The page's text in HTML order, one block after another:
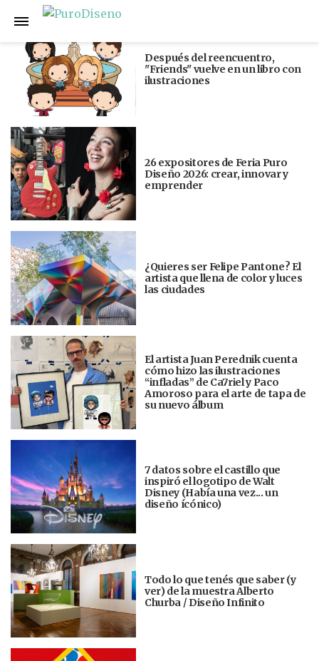
Anterior
Después del reencuentro,
"Friends" vuelve en un libro con
ilustraciones
26 expositores de Feria Puro
Diseño 2026: crear, innovar y
emprender
¿Quieres ser Felipe Pantone? El
artista que llena de color y luces
las ciudades
El artista Juan Perednik cuenta
cómo hizo las ilustraciones
“infladas” de Ca7riel y Paco
Amoroso para el arte de tapa de
su nuevo álbum
7 datos sobre el castillo que
inspiró el logotipo de Walt
Disney (Había una vez... un
diseño ícónico)
Todo lo que tenés que saber (y
ver) de la muestra Alberto
Churba / Diseño Infinito
Siguiente